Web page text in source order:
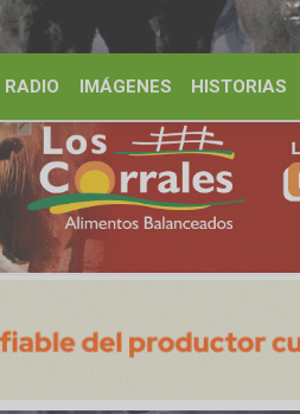
HISTORIAS CONTACTO